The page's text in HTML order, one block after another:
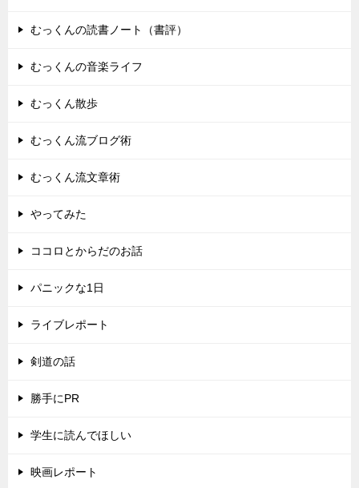
むっくんの読書ノート（書評）
むっくんの音楽ライフ
むっくん散歩
むっくん流ブログ術
むっくん流文章術
やってみた
ココロとからだのお話
パニックな1日
ライブレポート
剣道の話
勝手にPR
学生に読んでほしい
映画レポート